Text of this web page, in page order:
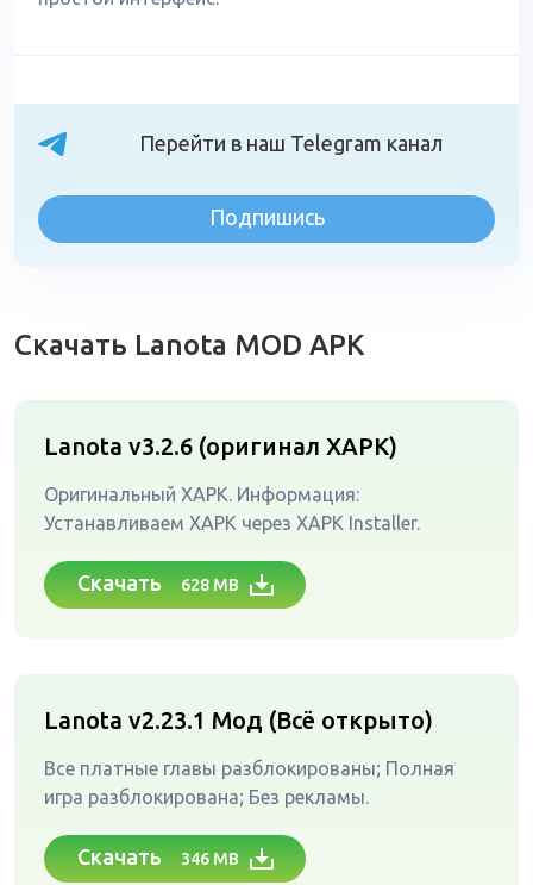
Перейти в наш Telegram канал
Подпишись
Скачать Lanota MOD APK
Lanota v3.2.6 (оригинал XAPK)
Оригинальный XAPK. Информация:
Устанавливаем XAPK через XAPK Installer.
Скачать 628 MB
Lanota v2.23.1 Мод (Всё открыто)
Все платные главы разблокированы; Полная
игра разблокирована; Без рекламы.
Скачать 346 MB